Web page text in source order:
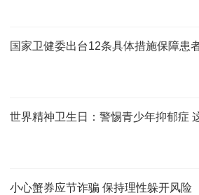
国家卫健委出台12条具体措施保障患
世界精神卫生日：警惕青少年抑郁症
小心蟹券应节诈骗 保持理性躲开风险